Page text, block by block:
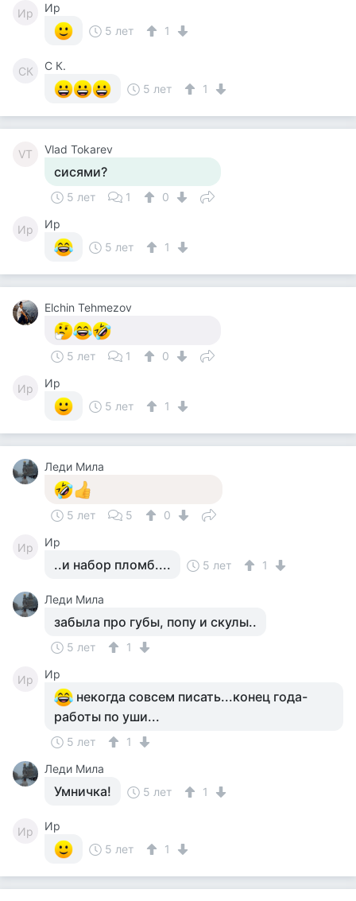
Ир
Ир
5 лет
1
СК
С К.
5 лет
1
VT Vlad Tokarev
сисями?
5 лет 1 0
Ир
Ир
5 лет
1
Elchin Tehmezov
5 лет 1 0
Ир
Ир
5 лет
1
Леди Мила
5 лет 5 0
Ир Ир
..и набор пломб.... 5 лет 1
Леди Мила
забыла про губы, попу и скулы..
5 лет 1
Ир Ир
некогда совсем писать...конец года-
работы по уши...
5 лет
1
Леди Мила
Умничка! 5 лет 1
Ир
Ир
5 лет
1